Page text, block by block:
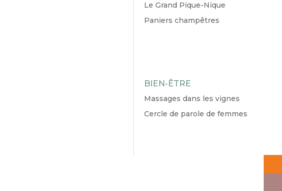
Le Grand Pique-Nique
Paniers champêtres
BIEN-ÊTRE
Massages dans les vignes
Cercle de parole de femmes